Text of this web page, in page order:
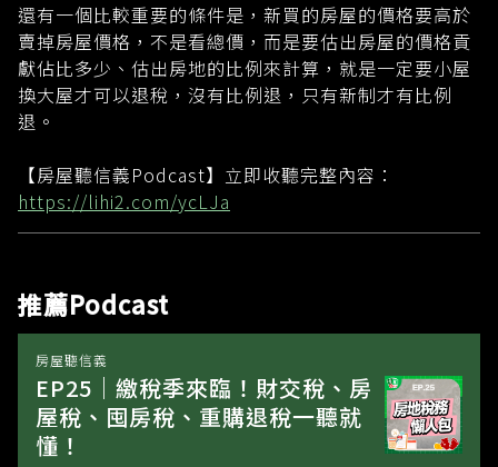
還有一個比較重要的條件是，新買的房屋的價格要高於
賣掉房屋價格，不是看總價，而是要估出房屋的價格貢
獻佔比多少、估出房地的比例來計算，就是一定要小屋
換大屋才可以退稅，沒有比例退，只有新制才有比例
退。
【房屋聽信義Podcast】立即收聽完整內容：
https://lihi2.com/ycLJa
推薦Podcast
房屋聽信義
EP25｜繳稅季來臨！財交稅、房
屋稅、囤房稅、重購退稅一聽就
懂！